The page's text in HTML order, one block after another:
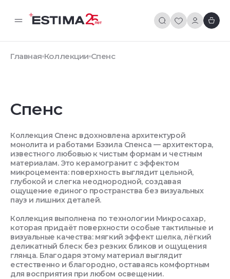
Главная Коллекции Спенс
Спенс
Коллекция Спенс вдохновлена архитектурой
монолита и работами Бэзила Спенса — архитектора,
известного любовью к чистым формам и честным
материалам. Это керамогранит с эффектом
микроцемента: поверхность выглядит цельной,
глубокой и слегка неоднородной, создавая
ощущение единого пространства без визуальных
пауз и лишних деталей.
Коллекция выполнена по технологии Микросахар,
которая придаёт поверхности особые тактильные и
визуальные качества: мягкий эффект шелка, лёгкий
деликатный блеск без резких бликов и ощущения
глянца. Благодаря этому материал выглядит
естественно и благородно, оставаясь комфортным
для восприятия при любом освещении.